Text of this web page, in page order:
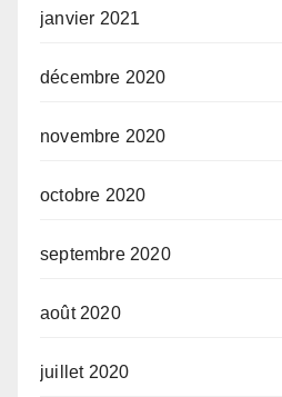
janvier 2021
décembre 2020
novembre 2020
octobre 2020
septembre 2020
août 2020
juillet 2020